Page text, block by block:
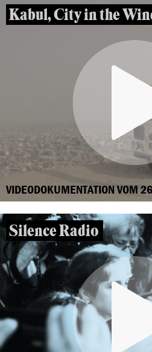
Kabul, City in the
VIDEODOKUMENTATION VOM
Silence Radio